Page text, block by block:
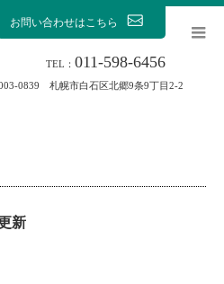
お問い合わせはこちら
TEL：011-598-6456
0839 札幌市白石区北郷9条9丁目2-2
新